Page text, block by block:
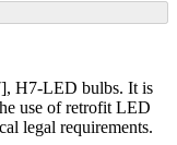
H7-LED bulbs. It is
use of retrofit LED
legal requirements.